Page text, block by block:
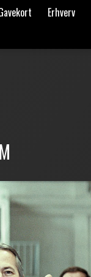
Erhverv